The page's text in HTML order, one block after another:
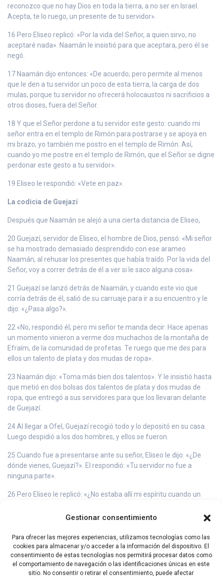
Gestionar consentimiento
Para ofrecer las mejores experiencias, utilizamos tecnologías como las
cookies para almacenar y/o acceder a la información del dispositivo. El
consentimiento de estas tecnologías nos permitirá procesar datos como
el comportamiento de navegación o las identificaciones únicas en este
sitio. No consentir o retirar el consentimiento, puede afectar
reconozco que no hay Dios en toda la tierra, a no ser en Israel.
Acepta, te lo ruego, un presente de tu servidor».
16 Pero Eliseo replicó: «Por la vida del Señor, a quien sirvo, no
aceptaré nada». Naamán le insistió para que aceptara, pero él se
negó.
17 Naamán dijo entonces: «De acuerdo; pero permite al menos
que le den a tu servidor un poco de esta tierra, la carga de dos
mulas, porque tu servidor no ofrecerá holocaustos ni sacrificios a
otros dioses, fuera del Señor.
18 Y que el Señor perdone a tu servidor este gesto: cuando mi
señor entra en el templo de Rimón para postrarse y se apoya en
mi brazo, yo también me postro en el templo de Rimón. Así,
cuando yo me postre en el templo de Rimón, que el Señor se digne
perdonar este gesto a tu servidor».
19 Eliseo le respondió: «Vete en paz».
La codicia de Guejazí
Después que Naamán se alejó a una cierta distancia de Eliseo,
20 Guejazí, servidor de Eliseo, el hombre de Dios, pensó: «Mi señor
se ha mostrado demasiado desprendido con ese arameo
Naamán, al rehusar los presentes que había traído. Por la vida del
Señor, voy a correr detrás de él a ver si le saco alguna cosa».
21 Guejazí se lanzó detrás de Naamán, y cuando este vio que
corría detrás de él, salió de su carruaje para ir a su encuentro y le
dijo: «¿Pasa algo?».
22 «No, respondió él; pero mi señor te manda decir: Hace apenas
un momento vinieron a verme dos muchachos de la montaña de
Efraím, de la comunidad de profetas. Te ruego que me des para
ellos un talento de plata y dos mudas de ropa».
23 Naamán dijo: «Toma más bien dos talentos». Y le insistió hasta
que metió en dos bolsas dos talentos de plata y dos mudas de
ropa, que entregó a sus servidores para que los llevaran delante
de Guejazí.
24 Al llegar a Ofel, Guejazí recogió todo y lo depositó en su casa.
Luego despidió a los dos hombres, y ellos se fueron.
25 Cuando fue a presentarse ante su señor, Eliseo le dijo: «¿De
dónde vienes, Guejazí?». El respondió: «Tu servidor no fue a
ninguna parte».
26 Pero Eliseo le replicó: «¿No estaba allí mi espíritu cuando un
que has conseguido esa plata, podrás obtener jardines, olivares y
27 Pero la lepra de Naamán se te pegará a ti y a tu descendencia
para siempre». Cuando Guejazí se retiró de su presencia, estaba
leproso, blanco como la nieve.